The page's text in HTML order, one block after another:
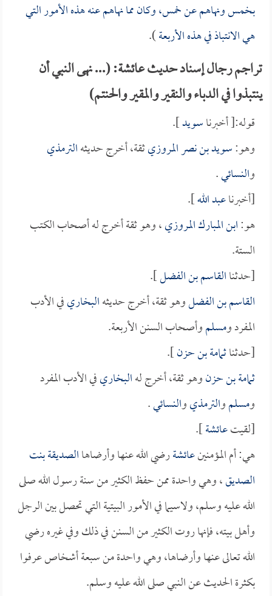
بخمس ونهاهم عن خمس، وكان مما نهاهم عنه هذه الأمور التي
هي الانتباذ في هذه الأربعة).
تراجم رجال إسناد حديث عائشة: (... نهى النبي أن
ينتبذوا في الدباء والنقير والمقير والحنتم)
قوله:[ أخبرناسويد].
وهو:سويد بن نصر المروزيثقة، أخرج حديثهالترمذي
والنسائي.
[أخبرناعبد الله].
هو:ابن المبارك المروزي، وهو ثقة أخرج له أصحاب الكتب
الستة.
[حدثناالقاسم بن الفضل].
القاسم بن الفضلوهو ثقة، أخرج حديثهالبخاريفي الأدب
المفرد ومسلموأصحاب السنن الأربعة.
[حدثناثمامة بن حزن].
ثمامة بن حزنوهو ثقة، أخرج لهالبخاريفي الأدب المفرد
ومسلموالترمذيوالنسائي.
[لقيتعائشة].
هي: أم المؤمنينعائشةرضي الله عنها وأرضاهاالصديقة بنت
الصديق، وهي واحدة ممن حفظ الكثير من سنة رسول الله صلى
الله عليه وسلم، ولاسيما في الأمور البيتية التي تحصل بين الرجل
وأهل بيته، فإنها روت الكثير من السنن في ذلك وفي غيره رضي
الله تعالى عنها وأرضاها، وهي واحدة من سبعة أشخاص عرفوا
بكثرة الحديث عن النبي صلى الله عليه وسلم.